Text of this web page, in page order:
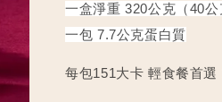
一盒淨重 320公克（40公
一包 7.7公克蛋白質
每包151大卡 輕食餐首選